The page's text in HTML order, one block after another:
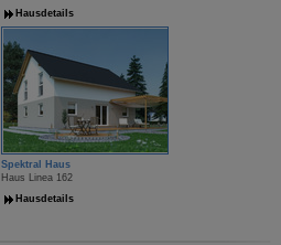
Hausdetails
Spektral Haus
Haus Linea 162
Hausdetails